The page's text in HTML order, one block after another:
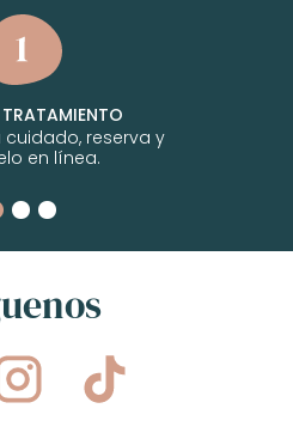
TRATAMIENTO
cuidado, reserva y
en línea.